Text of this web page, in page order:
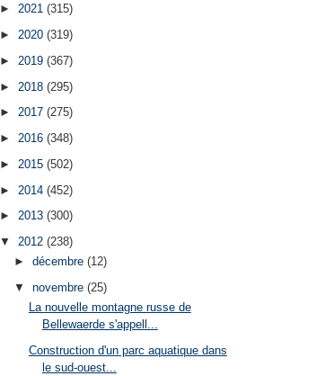
►2021(315)
►2020(319)
► 2019(367)
► 2018(295)
►2017(275)
►2016(348)
► 2015(502)
► 2014(452)
►2013(300)
▼2012(238)
► décembre (12)
▼ novembre (25)
La nouvelle montagne russe de
Bellewaerde s'appell...
Construction d'un parc aquatique dans
le sud-ouest...